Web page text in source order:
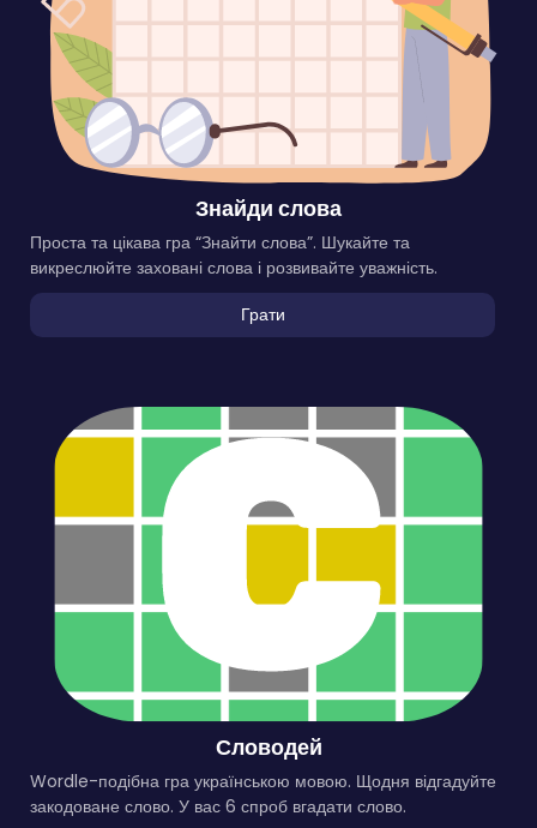
Знайди слова
Проста та цікава гра “Знайти слова”. Шукайте та
викреслюйте заховані слова і розвивайте уважність.
Грати
Словодей
Wordle-подібна гра українською мовою. Щодня відгадуйте
закодоване слово. У вас 6 спроб вгадати слово.